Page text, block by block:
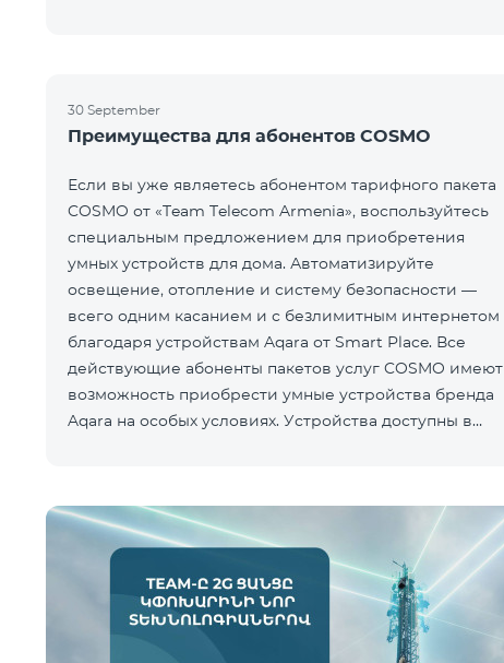
30 September
Преимущества для абонентов COSMO
Если вы уже являетесь абонентом тарифного пакета
COSMO от «Team Telecom Armenia», воспользуйтесь
специальным предложением для приобретения
умных устройств для дома. Автоматизируйте
освещение, отопление и систему безопасности —
всего одним касанием и с безлимитным интернетом
благодаря устройствам Aqara от Smart Place. Все
действующие абоненты пакетов услуг COSMO имеют
возможность приобрести умные устройства бренда
Aqara на особых условиях. Устройства доступны в